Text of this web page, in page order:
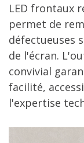
LED frontaux
permet de
défectueuses
de l'écran.
convivial
facilité,
l'expertise